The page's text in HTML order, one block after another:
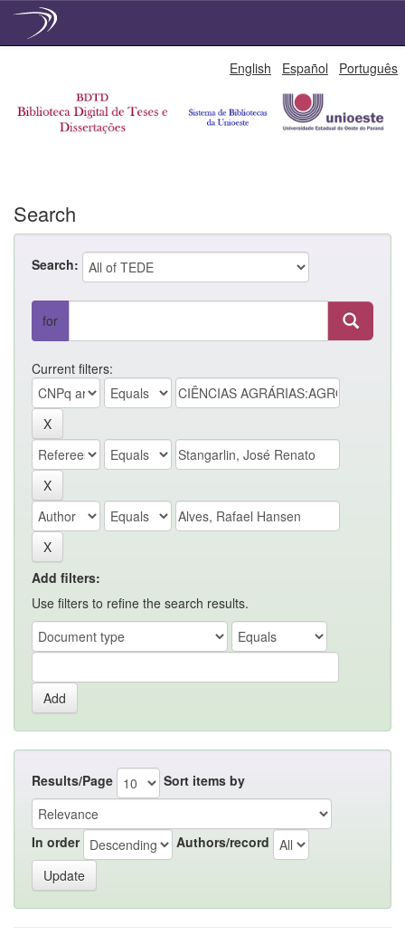
English Español Português
Search
Search:
for
Current filters:
Add filters:
Use filters to refine the search results.
Results/Page Sort items by
In order Authors/record